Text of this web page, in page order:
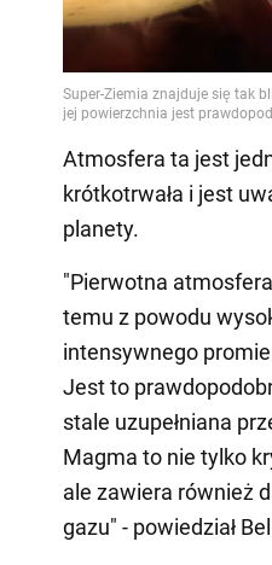
Atmosfera ta jest
krótkotrwała i jest
planety.
"Pierwotna
temu z powodu
intensywnego
Jest to
stale uzupełniana
Magma to nie tylko
ale zawiera również
gazu" - powiedział